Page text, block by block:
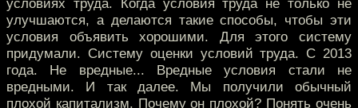
условиях труда. Когда условия труда не только не
улучшаются, а делаются такие способы, чтобы эти
условия объявить хорошими. Для этого систему
придумали. Систему оценки условий труда. С 2013
года. Не вредные... Вредные условия стали не
вредными. И так далее. Мы получили обычный
плохой капитализм. Почему он плохой? Понять очень